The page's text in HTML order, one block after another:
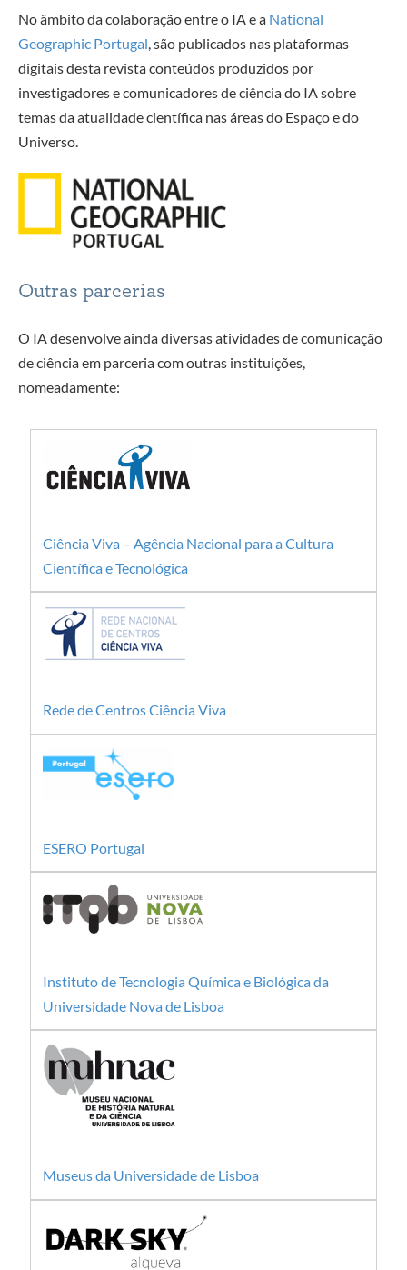
No âmbito da colaboração entre o IA e a National
Geographic Portugal, são publicados nas plataformas
digitais desta revista conteúdos produzidos por
investigadores e comunicadores de ciência do IA sobre
temas da atualidade científica nas áreas do Espaço e do
Universo.
Outras parcerias
O IA desenvolve ainda diversas atividades de comunicação
de ciência em parceria com outras instituições,
nomeadamente:
Ciência Viva – Agência Nacional para a Cultura
Científica e Tecnológica
Rede de Centros Ciência Viva
ESERO Portugal
Instituto de Tecnologia Química e Biológica da
Universidade Nova de Lisboa
Museus da Universidade de Lisboa